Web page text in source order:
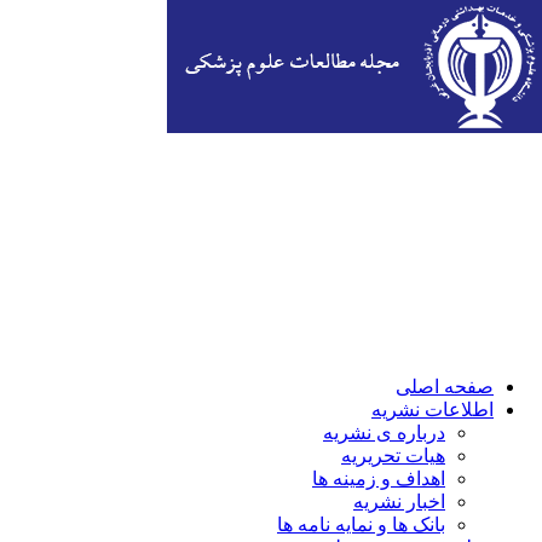
صفحه اصلی
اطلاعات نشریه
درباره ی نشریه
هیات تحریریه
اهداف و زمینه ها
اخبار نشریه
بانک ها و نمایه نامه ها